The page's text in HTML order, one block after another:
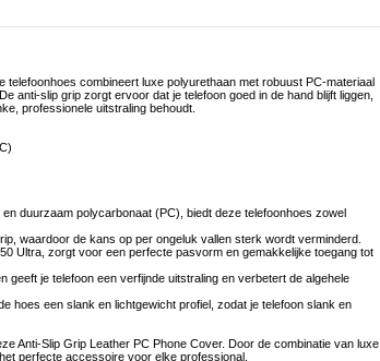
combineert luxe polyurethaan met robuust PC-materiaal
anti-slip grip zorgt ervoor dat je telefoon goed in de hand blijft liggen,
professionele uitstraling behoudt.
duurzaam polycarbonaat (PC), biedt deze telefoonhoes zowel
waardoor de kans op per ongeluk vallen sterk wordt verminderd.
Ultra, zorgt voor een perfecte pasvorm en gemakkelijke toegang tot
je telefoon een verfijnde uitstraling en verbetert de algehele
hoes een slank en lichtgewicht profiel, zodat je telefoon slank en
Anti-Slip Grip Leather PC Phone Cover. Door de combinatie van luxe
perfecte accessoire voor elke professional.